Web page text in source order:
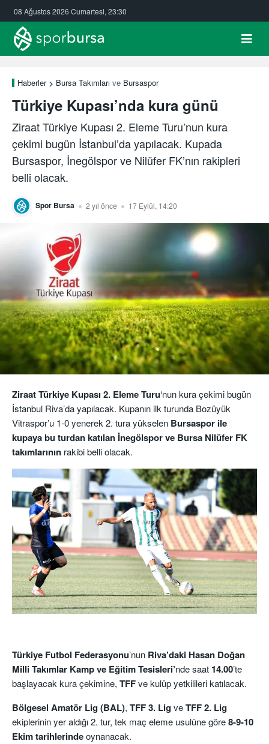
08 Ağustos 2026 Cumartesi, 23:30
Haberler Bursa Takımları ve Bursaspor
Türkiye Kupası’nda kura günü
Ziraat Türkiye Kupası 2. Eleme Turu’nun kura
çekimi bugün İstanbul’da yapılacak. Kupada
Bursaspor, İnegölspor ve Nilüfer FK’nın rakipleri
belli olacak.
Spor Bursa 2 yıl önce 17 Eylül, 14:20
Ziraat Türkiye Kupası 2. Eleme Turu‘nun kura çekimi bugün
İstanbul Riva’da yapılacak. Kupanın ilk turunda Bozüyük
Vitraspor’u 1-0 yenerek 2. tura yükselen Bursaspor ile
kupaya bu turdan katılan İnegölspor ve Bursa Nilüfer FK
takımlarının rakibi belli olacak.
Türkiye Futbol Federasyonu’nun Riva’daki Hasan Doğan
Milli Takımlar Kamp ve Eğitim Tesisleri’nde saat 14.00’te
başlayacak kura çekimine, TFFve kulüp yetkilileri katılacak.
Bölgesel Amatör Lig (BAL), TFF 3. LigveTFF 2. Lig
ekiplerinin yer aldığı 2. tur, tek maç eleme usulüne göre8-9-10
Ekim tarihlerindeoynanacak.